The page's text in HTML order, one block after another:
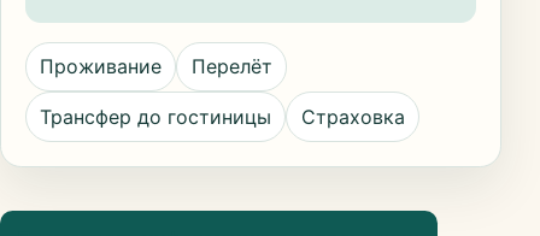
Проживание Перелёт
Трансфер до гостиницы Страховка